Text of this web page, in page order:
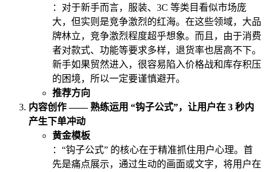
：对于新手而言，服装、3C 等类目看似市场庞
大，但实则是竞争激烈的红海。在这些领域，大品
牌林立，竞争激烈程度超乎想象。而且，由于消费
者对款式、功能等要求多样，退货率也居高不下。
新手如果贸然进入，很容易陷入价格战和库存积压
的困境，所以一定要谨慎避开。
推荐方向
内容创作 —— 熟练运用 “钩子公式”，让用户在 3 秒内
产生下单冲动
黄金模板
：“钩子公式” 的核心在于精准抓住用户心理。首
先是痛点展示，通过生动的画面或文字，将用户在